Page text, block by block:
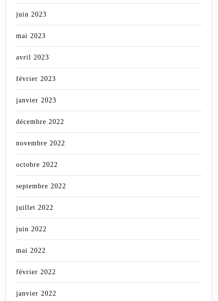
juin 2023
mai 2023
avril 2023
février 2023
janvier 2023
décembre 2022
novembre 2022
octobre 2022
septembre 2022
juillet 2022
juin 2022
mai 2022
février 2022
janvier 2022